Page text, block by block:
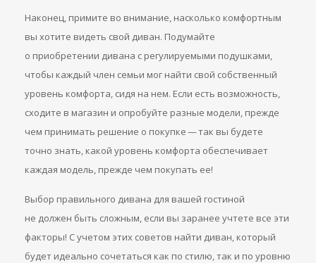
Наконец, примите во внимание, насколько комфортным
вы хотите видеть свой диван. Подумайте
о приобретении дивана с регулируемыми подушками,
чтобы каждый член семьи мог найти свой собственный
уровень комфорта, сидя на нем. Если есть возможность,
сходите в магазин и опробуйте разные модели, прежде
чем принимать решение о покупке — так вы будете
точно знать, какой уровень комфорта обеспечивает
каждая модель, прежде чем покупать ее!
Выбор правильного дивана для вашей гостиной
не должен быть сложным, если вы заранее учтете все эти
факторы! С учетом этих советов найти диван, который
будет идеально сочетаться как по стилю, так и по уровню